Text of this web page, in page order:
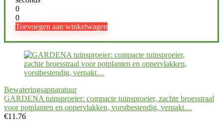
0
0
Toevoegen aan winkelwagen
Bewateringsapparatuur
GARDENA tuinsproeier: compacte tuinsproeier, zachte broesstraal
voor potplanten en oppervlakken, vorstbestendig, verpakt…
€11.76